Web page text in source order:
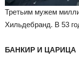
Третьим мужем
Хильдебранд. В 53
БАНКИР И ЦАРИЦА